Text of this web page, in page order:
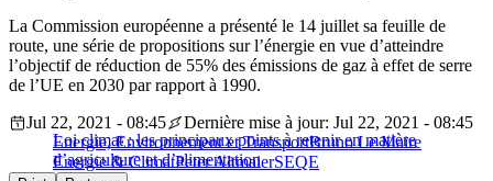
La Commission européenne a présenté le 14 juillet sa feuille de
route, une série de propositions sur l’énergie en vue d’atteindre
l’objectif de réduction de 55% des émissions de gaz à effet de serre
de l’UE en 2030 par rapport à 1990.
Loi climat : les principaux points à retenir en matière
d’agriculture et d’alimentation
Jul 22, 2021 - 08:45
Dernière mise à jour: Jul 22, 2021 - 08:45
Energie, Environnement et TransportBruno Le Maire
Energie & ClimatPeter AltmaierSEQE